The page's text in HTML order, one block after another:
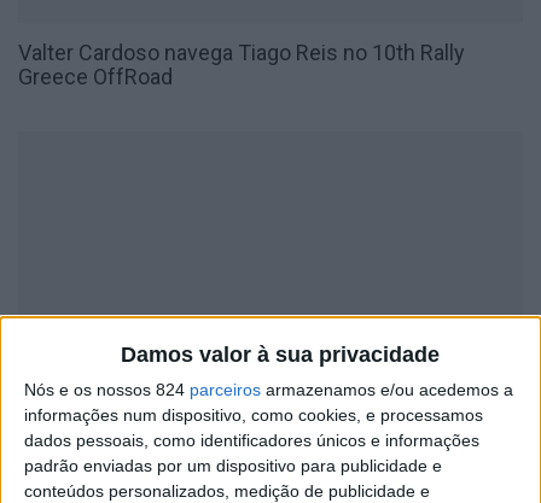
Damos valor à sua privacidade
Nós e os nossos 824 parceiros armazenamos e/ou acedemos a
informações num dispositivo, como cookies, e processamos
dados pessoais, como identificadores únicos e informações
padrão enviadas por um dispositivo para publicidade e
conteúdos personalizados, medição de publicidade e
Valter Cardoso navega Tiago Reis no 10th Rally
Greece OffRoad
Valter Cardoso participou pela décima terceira vez
no Rali Terras D’Aboboreira